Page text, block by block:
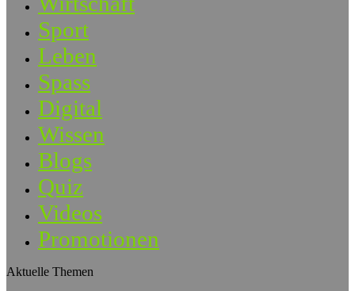
Sport
Leben
Spass
Digital
Wissen
Blogs
Quiz
Videos
Promotionen
Aktuelle Themen